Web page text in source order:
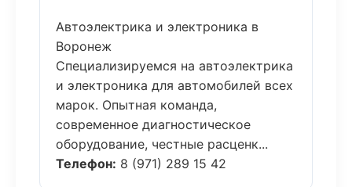
Автоэлектрика и электроника в
Воронеж
Специализируемся на автоэлектрика
и электроника для автомобилей всех
марок. Опытная команда,
современное диагностическое
оборудование, честные расценк...
Телефон: 8 (971) 289 15 42